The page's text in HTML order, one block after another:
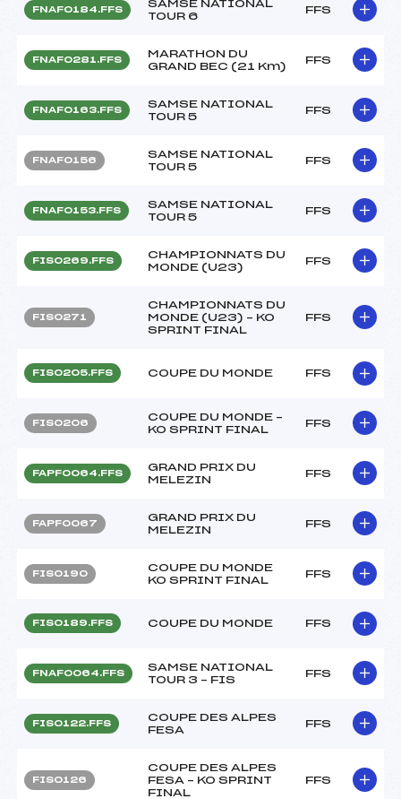
FNAF0184.FFS
SAMSE NATIONAL
TOUR 6
FFS
FNAF0281.FFS
MARATHON DU
GRAND BEC (21 Km)
FFS
FNAF0163.FFS
SAMSE NATIONAL
TOUR 5
FFS
FNAF0156
SAMSE NATIONAL
TOUR 5
FFS
FNAF0153.FFS
SAMSE NATIONAL
TOUR 5
FFS
FIS0269.FFS
CHAMPIONNATS DU
MONDE (U23)
FFS
FIS0271
CHAMPIONNATS DU
MONDE (U23) – KO
SPRINT FINAL
FFS
FIS0205.FFS COUPE DU MONDE FFS
FIS0206
COUPE DU MONDE –
KO SPRINT FINAL
FFS
FAPF0064.FFS
GRAND PRIX DU
MELEZIN
FFS
FAPF0067
GRAND PRIX DU
MELEZIN
FFS
FIS0190
COUPE DU MONDE
KO SPRINT FINAL
FFS
FIS0189.FFS COUPE DU MONDE FFS
FNAF0064.FFS
SAMSE NATIONAL
TOUR 3 – FIS
FFS
FIS0122.FFS
COUPE DES ALPES
FESA
FFS
FIS0126
COUPE DES ALPES
FESA – KO SPRINT
FINAL
FFS